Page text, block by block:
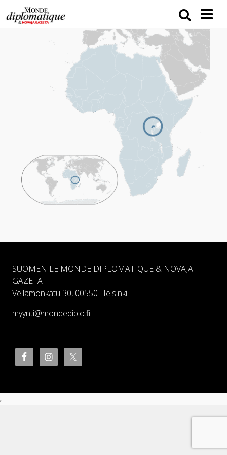
SUOMEN LE MONDE DIPLOMATIQUE & NOVAJA
GAZETA
Vellamonkatu 30, 00550 Helsinki
myynti@mondediplo.fi
;